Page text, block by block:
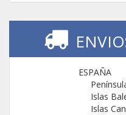
ESPAÑA
Islas
Islas